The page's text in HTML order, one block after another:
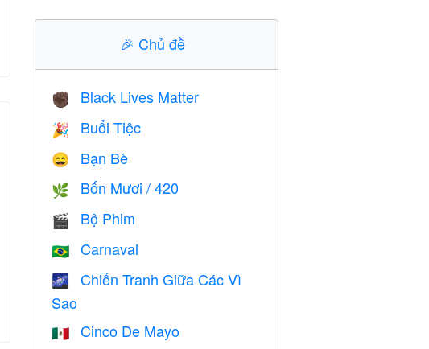
🎉Chủ đề
✊🏿 Black Lives Matter
🎉 Buổi Tiệc
😄 Bạn Bè
🌿 Bốn Mươi / 420
🎬 Bộ Phim
🇧🇷 Carnaval
🌌
Chiến Tranh Giữa Các Vì
Sao
🇲🇽 Cinco De Mayo